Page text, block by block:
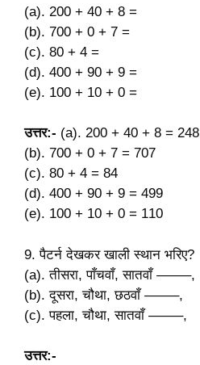
(a). 200 + 40 + 8 =
(b). 700 + 0 + 7 =
(c). 80 + 4 =
(d). 400 + 90 + 9 =
(e). 100 + 10 + 0 =
उत्तर:- (a). 200 + 40 + 8 = 248
(b). 700 + 0 + 7 = 707
(c). 80 + 4 = 84
(d). 400 + 90 + 9 = 499
(e). 100 + 10 + 0 = 110
9. पैटर्न देखकर खाली स्थान भरिए?
(a). तीसरा, पाँचवाँ, सातवाँ ——–,
(b). दूसरा, चौथा, छठवाँ ——–,
(c). पहला, चौथा, सातवाँ ——–,
उत्तर:-